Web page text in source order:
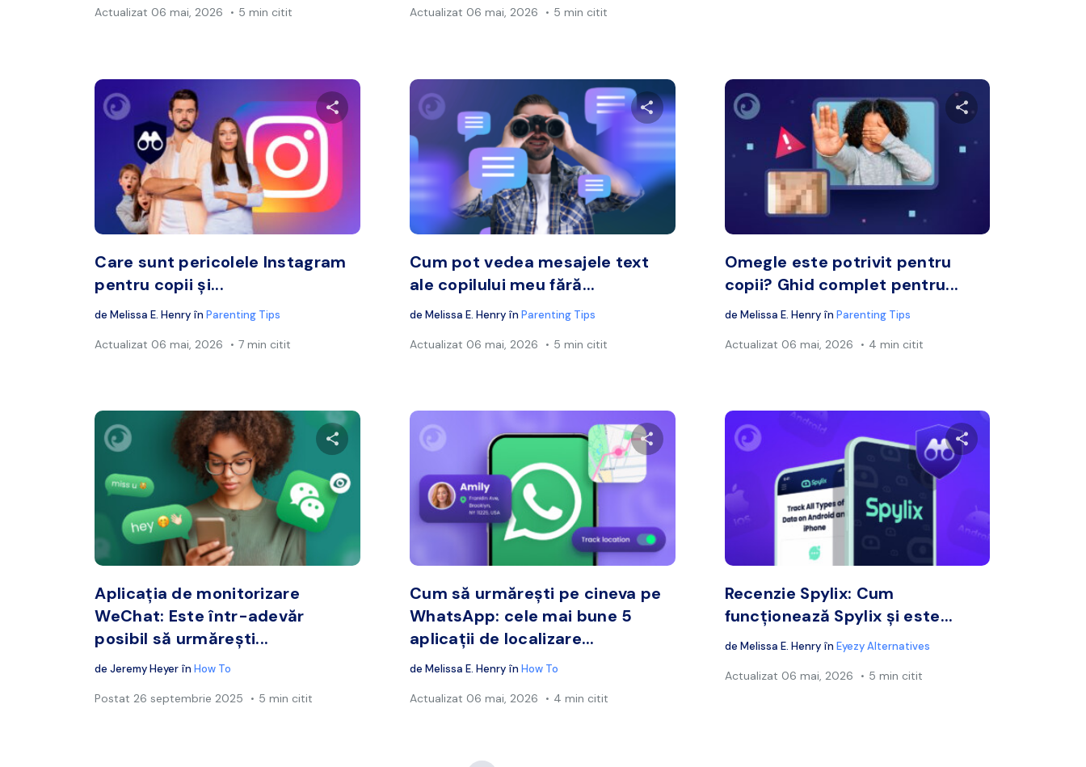
Actualizat 06 mai, 2026 5 min citit Actualizat 06 mai, 2026 5 min citit
Distribuie acest articol
Facebook Copiați linkul
Care sunt pericolele Instagram
pentru copii și...
deMelissa E. Henry înParenting Tips
Actualizat 06 mai, 2026 7 min citit
Distribuie acest articol
Copiați linkul
Cum pot vedea mesajele text
ale copilului meu fără...
de Melissa E. Henry în Parenting Tips
Actualizat 06 mai, 2026 5 min citit
Distribuie acest
Omegle este potrivit pentru
copii? Ghid complet pentru...
de Melissa E. Henry în Parenting Tips
Actualizat 06 mai, 2026 4 min citit
Distribuie acest articol
Aplicația de monitorizare
WeChat: Este într-adevăr
posibil să urmărești...
deJeremy Heyer înHow To
Postat 26 septembrie 2025 5 min citit
Distribuie acest articol
Twitter Copiați linkul
Cum să urmărești pe cineva pe
WhatsApp: cele mai bune 5
aplicații de localizare...
de Melissa E. Henry în How To
Actualizat 06 mai, 2026 4 min citit
Distribuie acest
Recenzie Spylix: Cum
funcționează Spylix și este...
de Melissa E. Henry în Eyezy Alternatives
Actualizat 06 mai, 2026 5 min citit